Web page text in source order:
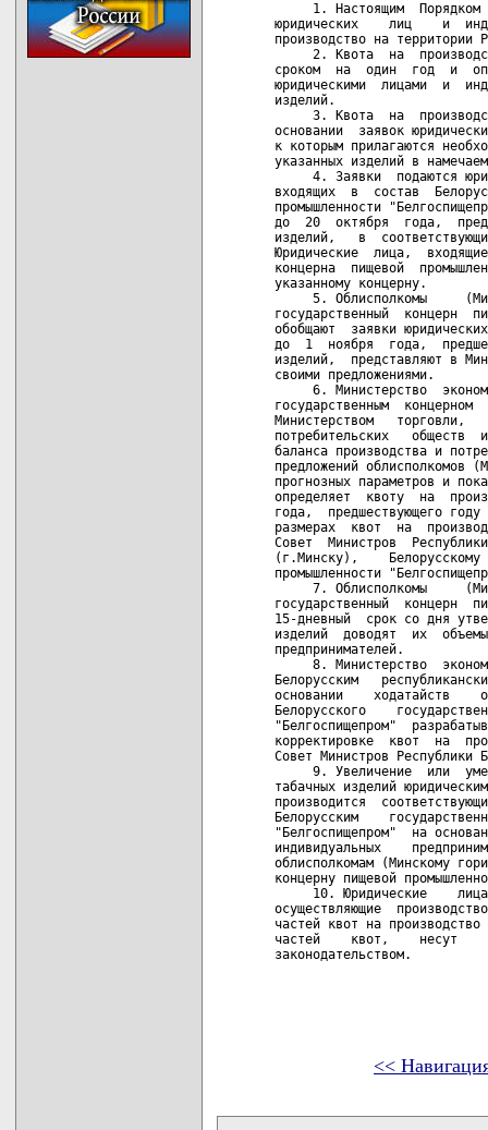
1. Настоящим  Порядком
юридических    лиц    и
производство на территории
2. Квота  на
сроком  на  один  год  и
юридическими  лицами  и
изделий.
3. Квота  на
основании  заявок
к которым прилагаются
указанных изделий в
4. Заявки  подаются
входящих  в  состав
промышленности
до  20  октября  года,
изделий,   в
Юридические  лица,
концерна  пищевой
указанному концерну.
5. Облисполкомы
государственный  концерн
обобщают  заявки
до  1  ноября  года,
изделий,  представляют в
своими предложениями.
6. Министерство
государственным  концерном
Министерством   торговли,
потребительских   обществ
баланса производства и
предложений облисполкомов
прогнозных параметров и
определяет  квоту  на
года,  предшествующего
размерах  квот  на
Совет  Министров
(г.Минску),    Белорусскому
промышленности
7. Облисполкомы
государственный  концерн
15-дневный  срок со дня
изделий  доводят  их
предпринимателей.
8. Министерство
Белорусским
основании    ходатайств
Белорусского
"Белгоспищепром"
корректировке  квот  на
Совет Министров Республики
9. Увеличение  или
табачных изделий
производится
Белорусским
"Белгоспищепром"  на
индивидуальных
облисполкомам (Минскому
концерну пищевой
10. Юридические
осуществляющие
частей квот на
частей    квот,    несут
законодательством.
<<